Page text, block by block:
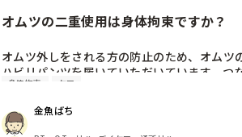
オムツの二重使用は身体拘束ですか？
オムツ外しをされる方の防止のため、オムツ
ハビリパンツを履いていただいています。つ
身体拘束行為にあたるので書面にて家族に了
ていませんし、オムツ代が2倍（一枚ずつ自己
になります。
身体拘束 ケア
金魚ばち